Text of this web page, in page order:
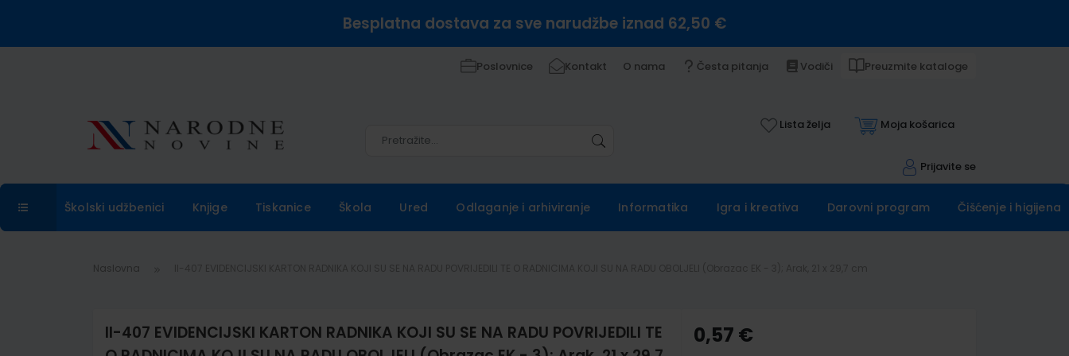
Besplatna dostava za sve narudžbe iznad 62,50 €
Poslovnice Kontakt O nama Česta pitanja Vodiči Preuzmite kataloge
Lista želja Moja košarica
Prijavite se
Školski udžbenici Knjige Tiskanice Škola Ured Odlaganje i arhiviranje Informatika Igra i kreativa Darovni program Čišćenje i higijena
Naslovna
II-407 EVIDENCIJSKI KARTON RADNIKA KOJI SU SE NA RADU POVRIJEDILI TE
0,57 €